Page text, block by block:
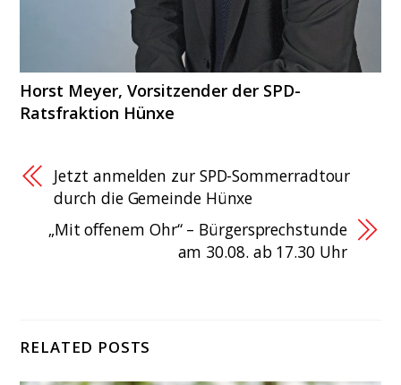
Horst Meyer, Vorsitzender der SPD-
Ratsfraktion Hünxe
Jetzt anmelden zur SPD-Sommerradtour
durch die Gemeinde Hünxe
„Mit offenem Ohr“ – Bürgersprechstunde
am 30.08. ab 17.30 Uhr
RELATED POSTS